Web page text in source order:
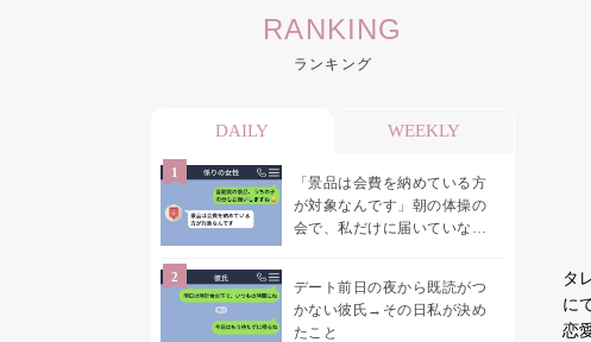
トレンド ワードRANKING
ランキング
DAILY WEEKLY
「景品は会費を納めている方
が対象なんです」朝の体操の
会で、私だけに届いていなか
デート前日の夜から既読がつ
かない彼氏→その日私が決め
たこと
タ
に
恋